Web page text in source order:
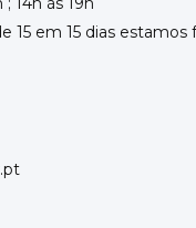
15 em 15 dias estamos